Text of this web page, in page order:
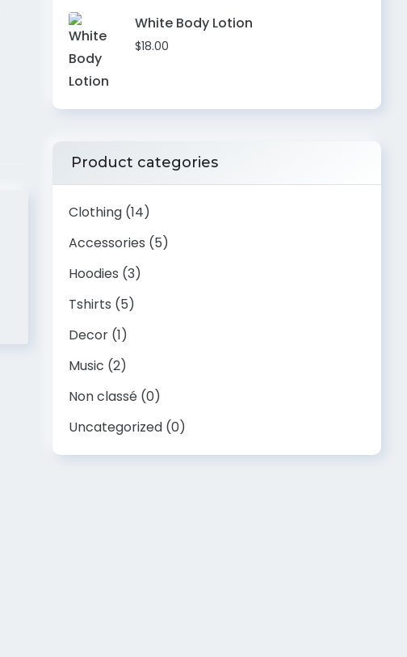
White Body Lotion
$18.00
Product categories
Clothing (14)
Accessories (5)
Hoodies (3)
Tshirts (5)
Decor (1)
Music (2)
Non classé (0)
Uncategorized (0)